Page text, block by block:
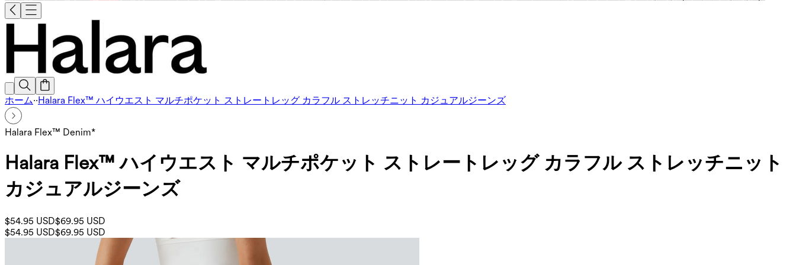
ホーム··Halara Flex™ ハイウエスト マルチポケット ストレートレッグ カラフル ストレッチニット カジュアルジーンズ
Halara Flex™ Denim*
Halara Flex™ ハイウエスト マルチポケット ストレートレッグ カラフル ストレッチニット
カジュアルジーンズ
$54.95 USD$69.95 USD
$54.95 USD$69.95 USD